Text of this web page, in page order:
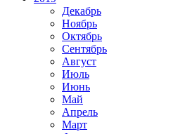
Декабрь
Ноябрь
Октябрь
Сентябрь
Август
Июль
Июнь
Май
Апрель
Март